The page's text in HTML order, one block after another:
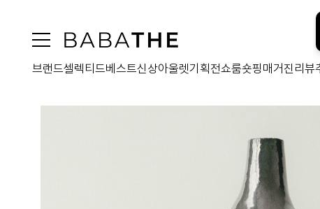
브랜드셀렉티드베스트신상아울렛기획전쇼룸숏핑 매거진 리뷰